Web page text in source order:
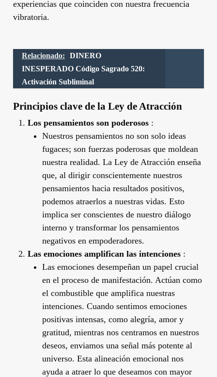
experiencias que coinciden con nuestra frecuencia
vibratoria.
Relacionado:
DINERO
INESPERADO Código Sagrado 520:
Activación Subliminal
Principios clave de la Ley de Atracción
Los pensamientos son poderosos:
Nuestros pensamientos no son solo ideas
fugaces; son fuerzas poderosas que moldean
nuestra realidad. La Ley de Atracción enseña
que, al dirigir conscientemente nuestros
pensamientos hacia resultados positivos,
podemos atraerlos a nuestras vidas. Esto
implica ser conscientes de nuestro diálogo
interno y transformar los pensamientos
negativos en empoderadores.
Las emociones amplifican las intenciones:
Las emociones desempeñan un papel crucial
en el proceso de manifestación. Actúan como
el combustible que amplifica nuestras
intenciones. Cuando sentimos emociones
positivas intensas, como alegría, amor y
gratitud, mientras nos centramos en nuestros
deseos, enviamos una señal más potente al
universo. Esta alineación emocional nos
ayuda a atraer lo que deseamos con mayor